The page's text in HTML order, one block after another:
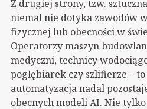
Z drugiej strony, tzw.
niemal nie dotyka zawodów
fizycznej lub obecności w
Operatorzy maszyn
medyczni, technicy
pogłębiarek czy szlifierze –
automatyzacja nadal
obecnych modeli AI. Nie